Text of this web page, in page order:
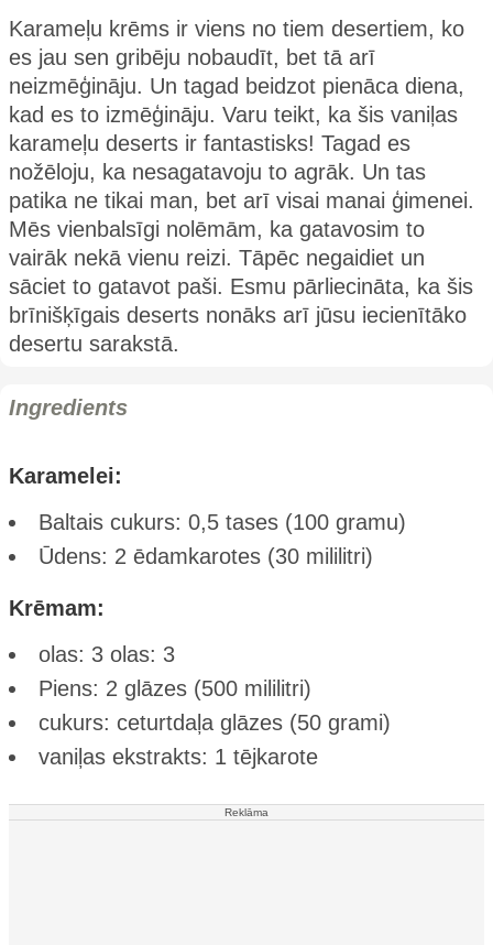
Karameļu krēms ir viens no tiem desertiem, ko
es jau sen gribēju nobaudīt, bet tā arī
neizmēģināju. Un tagad beidzot pienāca diena,
kad es to izmēģināju. Varu teikt, ka šis vaniļas
karameļu deserts ir fantastisks! Tagad es
nožēloju, ka nesagatavoju to agrāk. Un tas
patika ne tikai man, bet arī visai manai ģimenei.
Mēs vienbalsīgi nolēmām, ka gatavosim to
vairāk nekā vienu reizi. Tāpēc negaidiet un
sāciet to gatavot paši. Esmu pārliecināta, ka šis
brīnišķīgais deserts nonāks arī jūsu iecienītāko
desertu sarakstā.
Ingredients
Karamelei:
Baltais cukurs: 0,5 tases (100 gramu)
Ūdens: 2 ēdamkarotes (30 mililitri)
Krēmam:
olas: 3 olas: 3
Piens: 2 glāzes (500 mililitri)
cukurs: ceturtdaļa glāzes (50 grami)
vaniļas ekstrakts: 1 tējkarote
Reklāma